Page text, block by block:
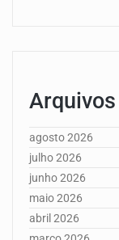
Arquivos
agosto 2026
julho 2026
junho 2026
maio 2026
abril 2026